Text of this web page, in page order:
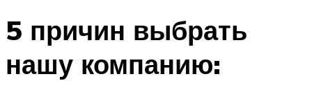
5 причин выбрать
нашу компанию: